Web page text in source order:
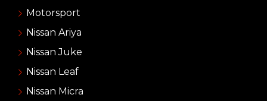
Motorsport
Nissan Ariya
Nissan Juke
Nissan Leaf
Nissan Micra